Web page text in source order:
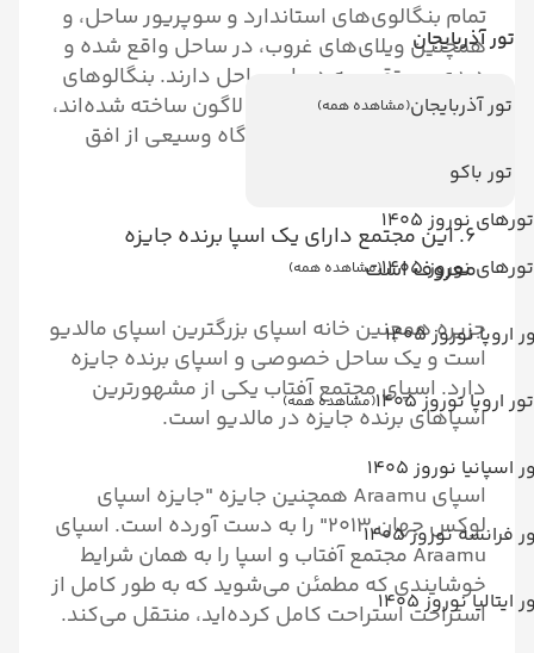
تور آذربایجان
تور آذربایجان(مشاهده همه)
تور باکو
تورهای نوروز 1405
تورهای نوروز 1405
(مشاهده همه)
اروپا نوروز 1405
تور اروپا نوروز 1405 (مشاهده همه)
اسپانیا نوروز 1405
فرانسه نوروز 1405
ایتالیا نوروز 1405
تمام بنگالوی‌های استاندارد و سوپریور ساحل، و
همچنین ویلای‌های غروب، در ساحل واقع شده و
دیدی مستقیم به دریا و ساحل دارند. بنگالوهای
بالای آب بر روی ستون‌ها در لاگون ساخته شده‌اند،
با دک‌های خصوصی که دیدگاه وسیعی از افق
گسترده را ارائه می‌دهند.
۶. این مجتمع دارای یک اسپا برنده جایزه
معروف است
جزیره همچنین خانه اسپای بزرگترین اسپای مالدیو
است و یک ساحل خصوصی و اسپای برنده جایزه
دارد. اسپای مجتمع آفتاب یکی از مشهورترین
اسپاهای برنده جایزه در مالدیو است.
اسپای Araamu همچنین جایزه "جایزه اسپای
لوکس جهان ۲۰۱۳" را به دست آورده است. اسپای
Araamu مجتمع آفتاب و اسپا را به همان شرایط
خوشایندی که مطمئن می‌شوید که به طور کامل از
استراحت استراحت کامل کرده‌اید، منتقل می‌کند.